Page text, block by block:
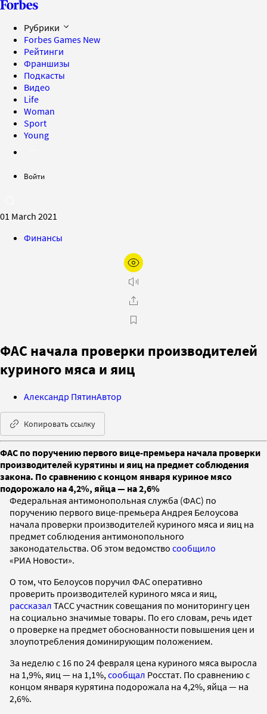
Рубрики
Forbes Games New
Рейтинги
Франшизы
Подкасты
Видео
Life
Woman
Sport
Young
Войти
01 March 2021
Финансы
ФАС начала проверки производителей
куриного мяса и яиц
Александр ПятинАвтор
Копировать ссылку
ФАС по поручению первого вице-премьера начала проверки
производителей курятины и яиц на предмет соблюдения
закона. По сравнению с концом января куриное мясо
подорожало на 4,2%, яйца — на 2,6%
Федеральная антимонопольная служба (ФАС) по
поручению первого вице-премьера Андрея Белоусова
начала проверки производителей куриного мяса и яиц на
предмет соблюдения антимонопольного
законодательства. Об этом ведомство сообщило
«РИА Новости».
О том, что Белоусов поручил ФАС оперативно
проверить производителей куриного мяса и яиц,
рассказал ТАСС участник совещания по мониторингу цен
на социально значимые товары. По его словам, речь идет
о проверке на предмет обоснованности повышения цен и
злоупотребления доминирующим положением.
За неделю c 16 по 24 февраля цена куриного мяса выросла
на 1,9%, яиц — на 1,1%, сообщал Росстат. По сравнению с
концом января курятина подорожала на 4,2%, яйца — на
2,6%.